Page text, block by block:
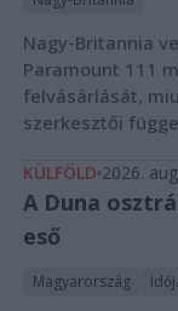
Nagy-Britannia
Paramount 111
felvásárlását,
szerkesztői
KÜLFÖLD 2026.
A Duna
eső
Magyarország